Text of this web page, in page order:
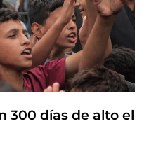
300 días de alto el